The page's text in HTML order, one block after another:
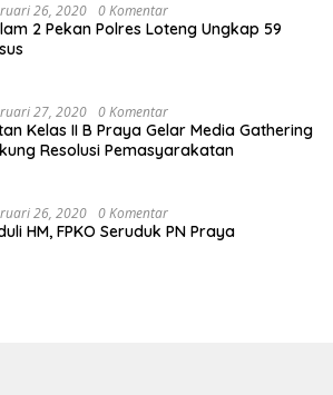
26, 2020 0 Komentar
2 Pekan Polres Loteng Ungkap 59
27, 2020 0 Komentar
Kelas II B Praya Gelar Media Gathering
Resolusi Pemasyarakatan
26, 2020 0 Komentar
HM, FPKO Seruduk PN Praya